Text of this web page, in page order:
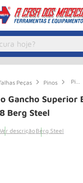
hoje?
Peças Pinos
Pino
do
Gancho Superior
Berg Steel
Ver descrição Berg Steel